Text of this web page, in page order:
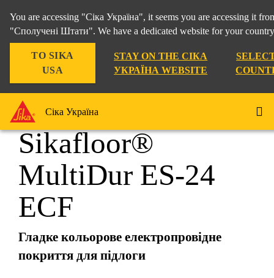
You are accessing "Сіка Україна", it seems you are accessing it
"Сполучені Штати". We have a dedicated website for your
TO SIKA
USA
STAY ON THE СІКА
УКРАЇНА WEBSITE
Сіка Україна
Рішення для Будівництва ... Sikafloor® MultiDur
Sikafloor®
MultiDur ES-24
ECF
Гладке кольорове електропровідне
покриття для підлоги